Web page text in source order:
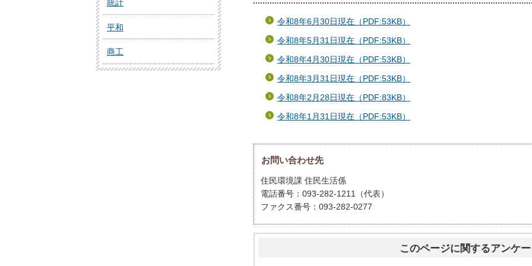
令和8年6月30日現在（PDF:53KB）
令和8年5月31日現在（PDF:53KB）
令和8年4月30日現在（PDF:53KB）
令和8年3月31日現在（PDF:53KB）
令和8年2月28日現在（PDF:83KB）
令和8年1月31日現在（PDF:53KB）
お問い合わせ先
住民環境課 住民生活係
電話番号：093-282-1211（代表）
ファクス番号：093-282-0277
このページに関するアンケ
統計
平和
商工